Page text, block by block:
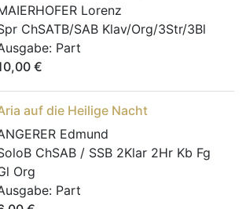
Lorenz
ChSATB/SAB Klav/Org/3Str/3Bl
Part
€
auf die Heilige Nacht
Edmund
ChSAB / SSB 2Klar 2Hr Kb Fg
Org
Part